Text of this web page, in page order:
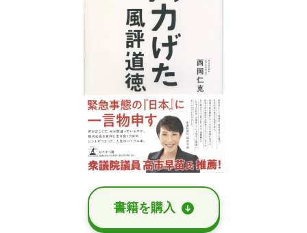
書籍を購⼊